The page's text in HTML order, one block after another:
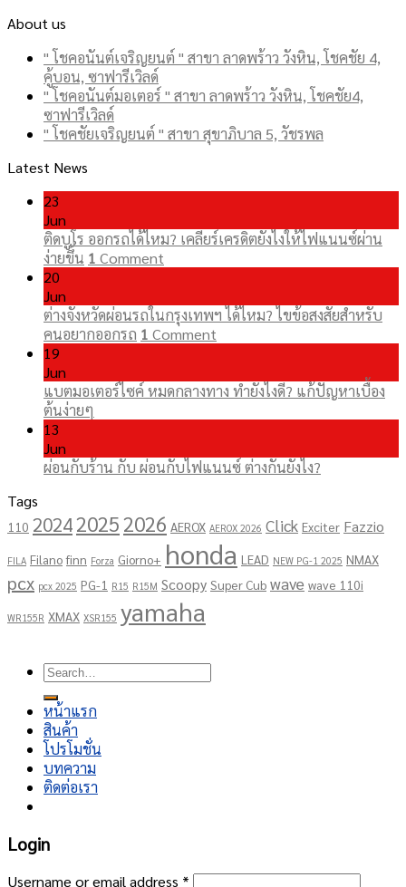
About us
" โชคอนันต์เจริญยนต์ " สาขา ลาดพร้าว วังหิน, โชคชัย 4,
คู้บอน, ซาฟารีเวิลด์
" โชคอนันต์มอเตอร์ " สาขา ลาดพร้าว วังหิน, โชคชัย4,
ซาฟารีเวิลด์
" โชคชัยเจริญยนต์ " สาขา สุขาภิบาล 5, วัชรพล
Latest News
23
Jun
ติดบูโร ออกรถได้ไหม? เคลียร์เครดิตยังไงให้ไฟแนนซ์ผ่าน
ง่ายขึ้น 1 Comment
20
Jun
ต่างจังหวัดผ่อนรถในกรุงเทพฯ ได้ไหม? ไขข้อสงสัยสำหรับ
คนอยากออกรถ 1 Comment
19
Jun
แบตมอเตอร์ไซค์ หมดกลางทาง ทำยังไงดี? แก้ปัญหาเบื้อง
ต้นง่ายๆ
13
Jun
ผ่อนกับร้าน กับ ผ่อนกับไฟแนนซ์ ต่างกันยังไง?
Tags
110 202420252026 AEROX AEROX 2026 Click Exciter Fazzio
FILA Filano finn Forza Giorno+ honda LEAD NEW PG-1 2025 NMAX
pcx pcx 2025 PG-1 R15 R15M Scoopy Super Cub wave wave 110i
WR155R XMAX XSR155 yamaha
Search
for:
หน้าแรก
สินค้า
โปรโมชั่น
บทความ
ติดต่อเรา
Login
Username or email address *